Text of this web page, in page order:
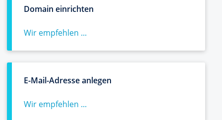
Domain einrichten
Wir empfehlen ...
E-Mail-Adresse anlegen
Wir empfehlen ...